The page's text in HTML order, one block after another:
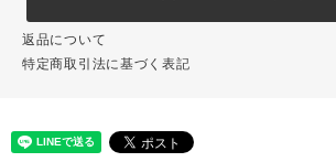
返品について
特定商取引法に基づく表記